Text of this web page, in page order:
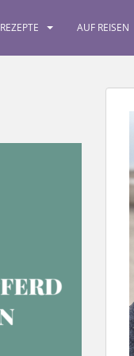
REZEPTE AUF REISEN